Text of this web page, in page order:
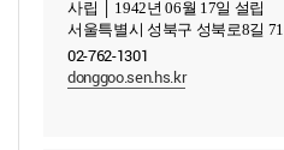
사립 │ 1942년 06월 17일 설립
서울특별시 성북구 성북로8길 71
02-762-1301
donggoo.sen.hs.kr